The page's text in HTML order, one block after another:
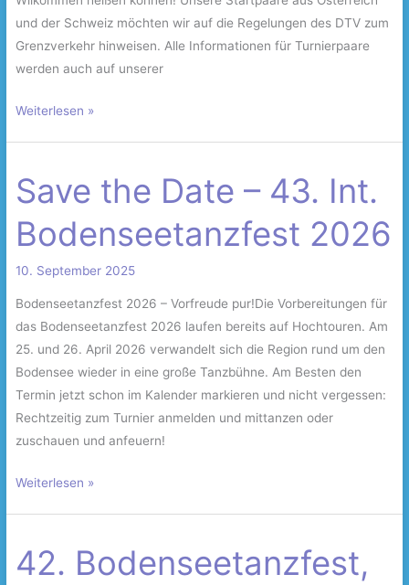
und der Schweiz möchten wir auf die Regelungen des DTV zum
Grenzverkehr hinweisen. Alle Informationen für Turnierpaare
werden auch auf unserer
Weiterlesen »
Save the Date – 43. Int.
Bodenseetanzfest 2026
10. September 2025
Bodenseetanzfest 2026 – Vorfreude pur!Die Vorbereitungen für
das Bodenseetanzfest 2026 laufen bereits auf Hochtouren. Am
25. und 26. April 2026 verwandelt sich die Region rund um den
Bodensee wieder in eine große Tanzbühne. Am Besten den
Termin jetzt schon im Kalender markieren und nicht vergessen:
Rechtzeitig zum Turnier anmelden und mittanzen oder
zuschauen und anfeuern!
Save
the
Date
–
43.
Weiterlesen »
42. Bodenseetanzfest,
42.
Bodenseetanzfest,